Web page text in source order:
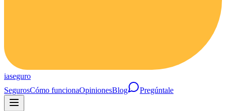
iaseguro
SegurosCómo funcionaOpinionesBlog Pregúntale